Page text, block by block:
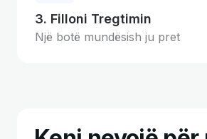
3. Filloni Tregtimin
Një botë mundësish ju pret